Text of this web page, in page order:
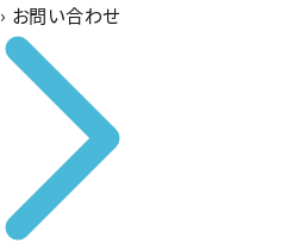
› お問い合わせ